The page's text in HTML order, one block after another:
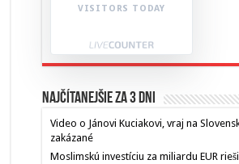
VISITORS TODAY
Najčítanejšie za 3 dni
Video o Jánovi Kuciakovi, vraj na
zakázané
Moslimskú investíciu za miliardu EUR